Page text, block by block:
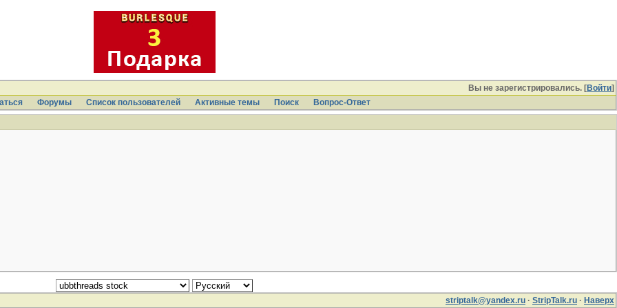
Вы не зарегистрировались. [Войти]
Форумы Список пользователей Активные темы Поиcк Вопрос-Ответ
striptalk@yandex.ru · StripTalk.ru · Наверх